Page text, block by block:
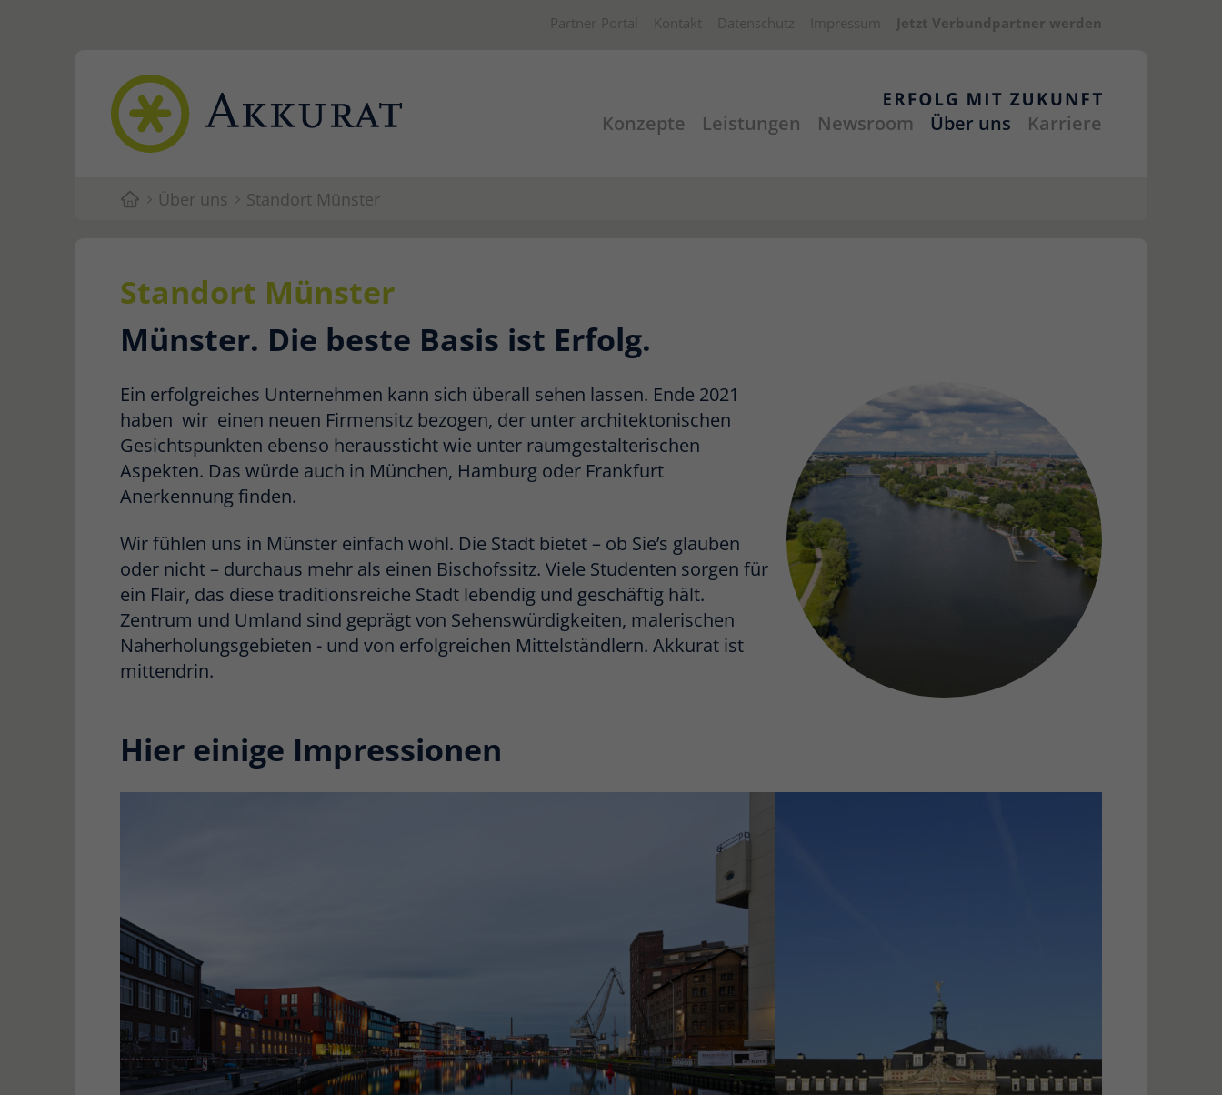
Konzepte Leistungen Newsroom Über uns Karriere
Partner-Portal Kontakt Datenschutz Impressum Jetzt Verbundpartner werden
Über uns Standort Münster
Standort Münster
Münster. Die beste Basis ist Erfolg.
Ein erfolgreiches Unternehmen kann sich überall sehen lassen. Ende 2021
haben wir einen neuen Firmensitz bezogen, der unter architektonischen
Gesichtspunkten ebenso heraussticht wie unter raumgestalterischen
Aspekten. Das würde auch in München, Hamburg oder Frankfurt
Anerkennung finden.
Wir fühlen uns in Münster einfach wohl. Die Stadt bietet – ob Sie’s glauben
oder nicht – durchaus mehr als einen Bischofssitz. Viele Studenten sorgen für
ein Flair, das diese traditionsreiche Stadt lebendig und geschäftig hält.
Zentrum und Umland sind geprägt von Sehenswürdigkeiten, malerischen
Naherholungsgebieten - und von erfolgreichen Mittelständlern. Akkurat ist
mittendrin.
Hier einige Impressionen